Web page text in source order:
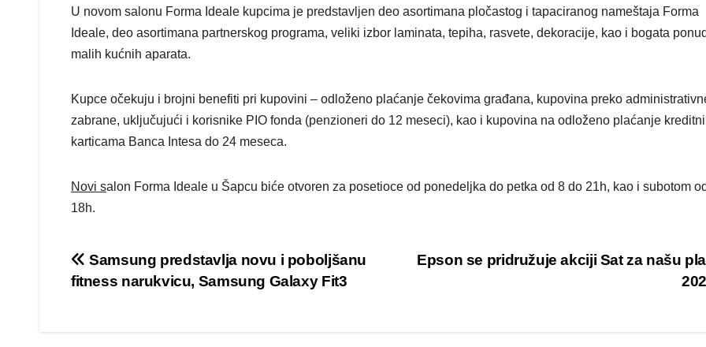
U novom salonu Forma Ideale kupcima je predstavljen deo asortimana pločastog i tapaciranog nameštaja Forma
Ideale, deo asortimana partnerskog programa, veliki izbor laminata, tepiha, rasvete, dekoracije, kao i bogata
malih kućnih aparata.
Kupce očekuju i brojni benefiti pri kupovini – odloženo plaćanje čekovima građana, kupovina preko
zabrane, uključujući i korisnike PIO fonda (penzioneri do 12 meseci), kao i kupovina na odloženo plaćanje
karticama Banca Intesa do 24 meseca.
Novi salon Forma Ideale u Šapcu biće otvoren za posetioce od ponedeljka do petka od 8 do 21h, kao i subotom
18h.
Post
navigation
Epson se pridružuje akciji Sat za našu
Samsung predstavlja novu i poboljšanu
fitness narukvicu, Samsung Galaxy Fit3
VIKEND FERMARKET
širom